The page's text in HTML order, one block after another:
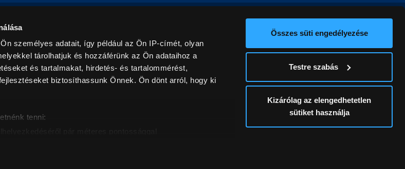
személyes adatait, így például az Ön IP-címét, olyan
tárolhatjuk és hozzáférünk az Ön adataihoz a
és tartalmakat, hirdetés- és tartalommérést,
biztosíthassunk Önnek. Ön dönt arról, hogy ki
tenni:
Összes süti engedélyezése
Testre szabás
Kizárólag az elengedhetetlen
sütiket használja
jog fenntartva! Euronics Műszaki Áruházlánc
jellegűek, és nem minősülnek ajánlattételnek, az esetleges pontatlanságért